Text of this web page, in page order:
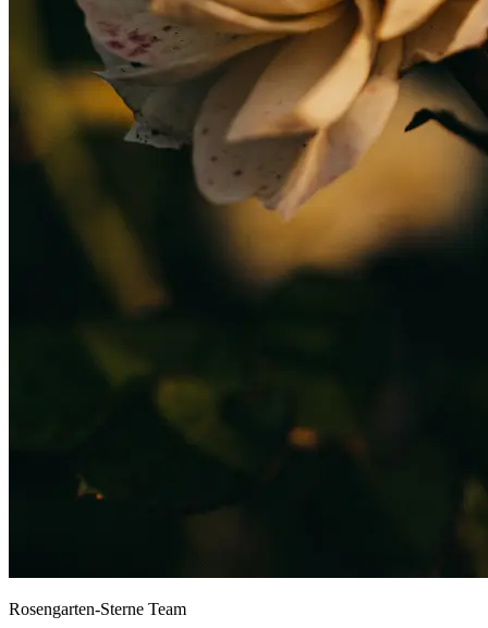
Rosengarten-Sterne Team